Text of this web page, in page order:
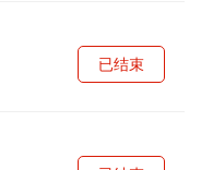
已结束